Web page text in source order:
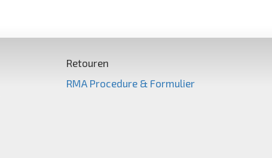
Retouren
RMA Procedure & Formulier